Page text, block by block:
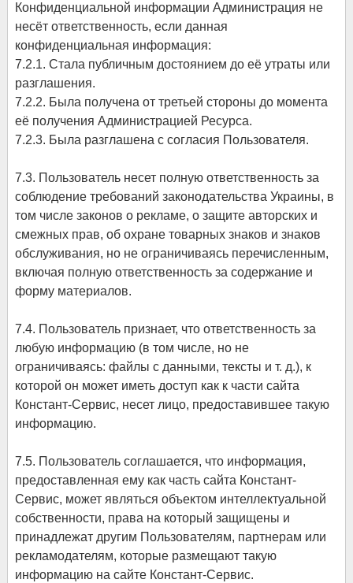
Конфиденциальной информации Администрация не
несёт ответственность, если данная
конфиденциальная информация:
7.2.1. Стала публичным достоянием до её утраты или
разглашения.
7.2.2. Была получена от третьей стороны до момента
её получения Администрацией Ресурса.
7.2.3. Была разглашена с согласия Пользователя.
7.3. Пользователь несет полную ответственность за
соблюдение требований законодательства Украины, в
том числе законов о рекламе, о защите авторских и
смежных прав, об охране товарных знаков и знаков
обслуживания, но не ограничиваясь перечисленным,
включая полную ответственность за содержание и
форму материалов.
7.4. Пользователь признает, что ответственность за
любую информацию (в том числе, но не
ограничиваясь: файлы с данными, тексты и т. д.), к
которой он может иметь доступ как к части сайта
Констант-Сервис, несет лицо, предоставившее такую
информацию.
7.5. Пользователь соглашается, что информация,
предоставленная ему как часть сайта Констант-
Сервис, может являться объектом интеллектуальной
собственности, права на который защищены и
принадлежат другим Пользователям, партнерам или
рекламодателям, которые размещают такую
информацию на сайте Констант-Сервис.